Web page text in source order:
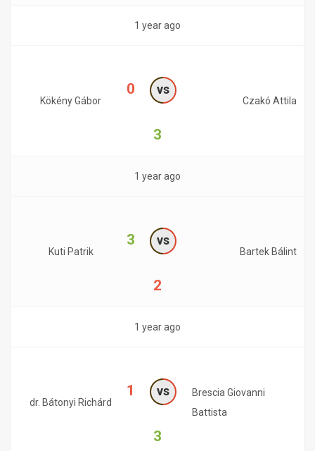
1 year ago
Kökény Gábor
0 vs
3
Czakó Attila
1 year ago
Kuti Patrik
3 vs
2
Bartek Bálint
1 year ago
dr. Bátonyi Richárd
1 vs
3
Brescia Giovanni
Battista